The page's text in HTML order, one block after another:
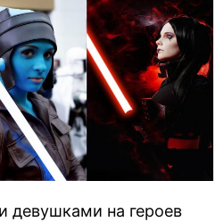
девушками на героев